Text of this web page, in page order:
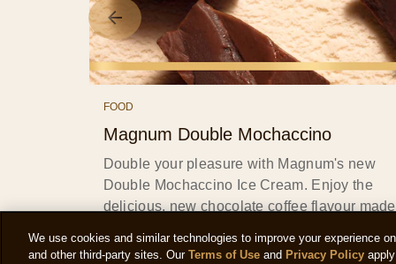
FOOD
Magnum Double Mochaccino
Double your pleasure with Magnum's new
Double Mochaccino Ice Cream. Enjoy the
delicious, new chocolate coffee flavour made
We use cookies and similar technologies to improve your experience
and other third-party sites. Our Terms of Use and Privacy Policy